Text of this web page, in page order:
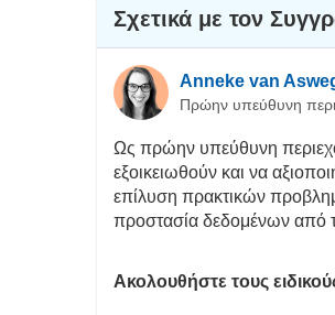
Σχετικά με τον
Anneke van
Πρώην υπεύθυνη
Ως πρώην υπεύθυνη
εξοικειωθούν και να
επίλυση πρακτικών
προστασία δεδομένων από
Ακολουθήστε τους